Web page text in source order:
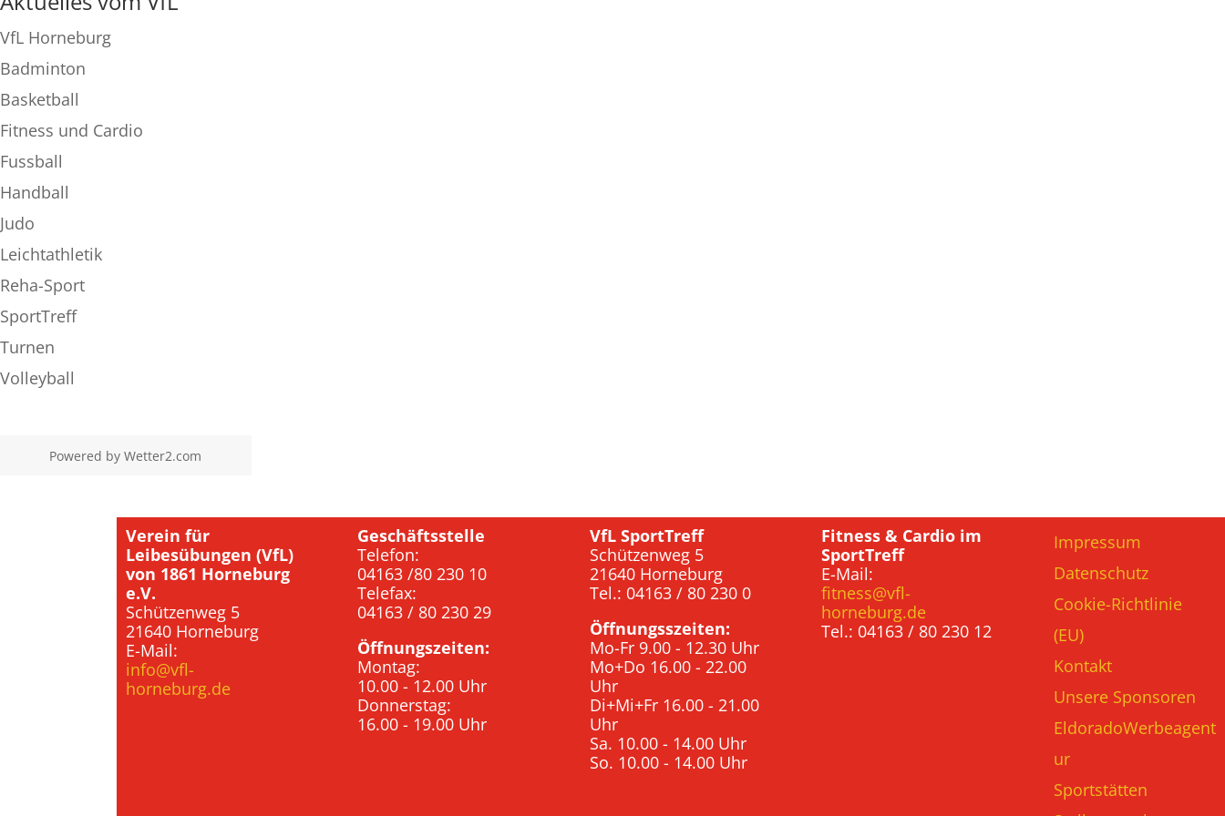
VfL Horneburg
Badminton
Basketball
Fitness und Cardio
Fussball
Handball
Judo
Leichtathletik
Reha-Sport
SportTreff
Turnen
Volleyball
Powered byWetter2.com
Verein für
Leibesübungen (VfL)
von 1861 Horneburg
e.V.
Schützenweg 5
21640 Horneburg
E-Mail:
info@vfl-
horneburg.de
Geschäftsstelle
Telefon:
04163 /80 230 10
Telefax:
04163 / 80 230 29
Öffnungszeiten:
Montag:
10.00 - 12.00 Uhr
Donnerstag:
16.00 - 19.00 Uhr
VfL SportTreff
Schützenweg 5
21640 Horneburg
Tel.: 04163 / 80 230 0
Öffnungsszeiten:
Mo-Fr 9.00 - 12.30 Uhr
Mo+Do 16.00 - 22.00
Uhr
Di+Mi+Fr 16.00 - 21.00
Uhr
Sa. 10.00 - 14.00 Uhr
So. 10.00 - 14.00 Uhr
Fitness & Cardio im
SportTreff
E-Mail:
fitness@vfl-
horneburg.de
Tel.: 04163 / 80 230 12
Impressum
Datenschutz
Cookie-Richtlinie
(EU)
Kontakt
Unsere Sponsoren
EldoradoWerbeagent
ur
Sportstätten